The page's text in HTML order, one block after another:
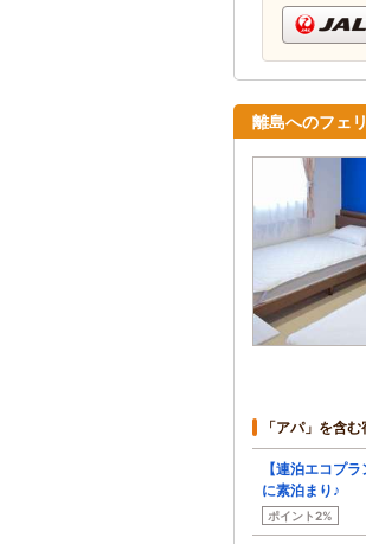
離島へのフェ
「アパ」を含
【連泊エコプ
に素泊まり♪
ポイント2%